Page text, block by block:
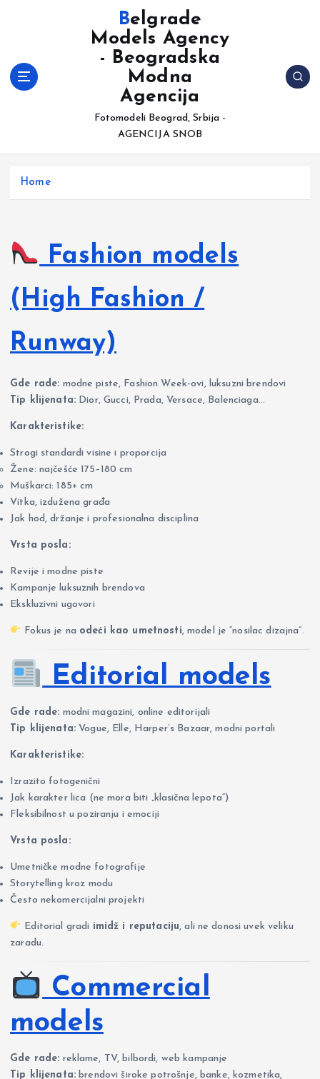
t
Belgrade
Models Agency
- Beogradska
Modna
Agencija
Fotomodeli Beograd, Srbija -
AGENCIJA SNOB
Home
Fashion models
(High Fashion /
Runway)
Gde rade: modne piste, Fashion Week-ovi, luksuzni brendovi
Tip klijenata: Dior, Gucci, Prada, Versace, Balenciaga…
Karakteristike:
Strogi standardi visine i proporcija
Žene: najčešće 175–180 cm
Muškarci: 185+ cm
Vitka, izdužena građa
Jak hod, držanje i profesionalna disciplina
Vrsta posla:
Revije i modne piste
Kampanje luksuznih brendova
Ekskluzivni ugovori
Fokus je na odeći kao umetnosti, model je “nosilac dizajna”.
Editorial models
Gde rade: modni magazini, online editorijali
Tip klijenata: Vogue, Elle, Harper’s Bazaar, modni portali
Karakteristike:
Izrazito fotogenični
Jak karakter lica (ne mora biti „klasična lepota“)
Fleksibilnost u poziranju i emociji
Vrsta posla:
Umetničke modne fotografije
Storytelling kroz modu
Često nekomercijalni projekti
Editorial gradi imidž i reputaciju, ali ne donosi uvek veliku
zaradu.
Commercial
models
Gde rade: reklame, TV, bilbordi, web kampanje
Tip klijenata: brendovi široke potrošnje, banke, kozmetika,